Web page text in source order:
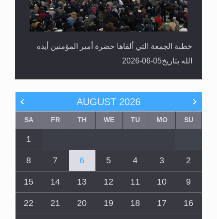
خطبة الجمعة التي ألقاها حضرة أمير المؤمنين أيده
الله بتاريخ05-06-2026
AUGUST 2026
SU
MO
TU
WE
TH
FR
SA
1
2
3
4
5
6
7
8
9
10
11
12
13
14
15
16
17
18
19
20
21
22